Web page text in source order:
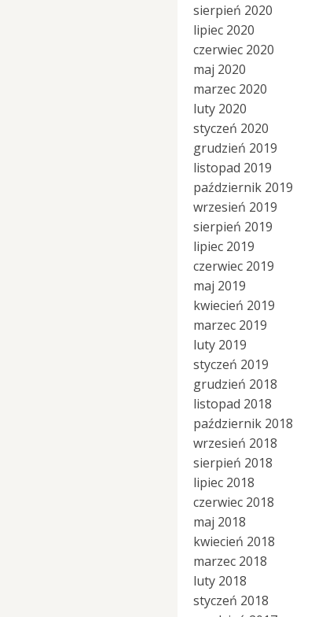
sierpień 2020
lipiec 2020
czerwiec 2020
maj 2020
marzec 2020
luty 2020
styczeń 2020
grudzień 2019
listopad 2019
październik 2019
wrzesień 2019
sierpień 2019
lipiec 2019
czerwiec 2019
maj 2019
kwiecień 2019
marzec 2019
luty 2019
styczeń 2019
grudzień 2018
listopad 2018
październik 2018
wrzesień 2018
sierpień 2018
lipiec 2018
czerwiec 2018
maj 2018
kwiecień 2018
marzec 2018
luty 2018
styczeń 2018